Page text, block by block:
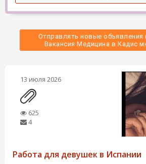
Отправлять новые объявления
Вакансия Медицина в Кадис
13 июля 2026
625
4
Работа для девушек в Испании